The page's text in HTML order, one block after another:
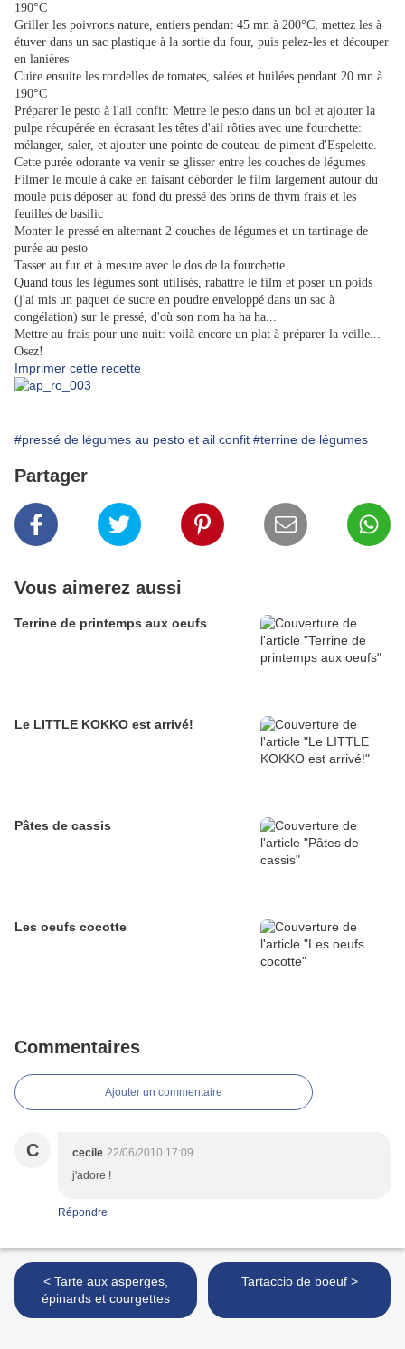
190°C
Griller les poivrons nature, entiers pendant 45 mn à 200°C, mettez les à
étuver dans un sac plastique à la sortie du four, puis pelez-les et découper
en lanières
Cuire ensuite les rondelles de tomates, salées et huilées pendant 20 mn à
190°C
Préparer le pesto à l'ail confit: Mettre le pesto dans un bol et ajouter la
pulpe récupérée en écrasant les têtes d'ail rôties avec une fourchette:
mélanger, saler, et ajouter une pointe de couteau de piment d'Espelette.
Cette purée odorante va venir se glisser entre les couches de légumes
Filmer le moule à cake en faisant déborder le film largement autour du
moule puis déposer au fond du pressé des brins de thym frais et les
feuilles de basilic
Monter le pressé en alternant 2 couches de légumes et un tartinage de
purée au pesto
Tasser au fur et à mesure avec le dos de la fourchette
Quand tous les légumes sont utilisés, rabattre le film et poser un poids
(j'ai mis un paquet de sucre en poudre enveloppé dans un sac à
congélation) sur le pressé, d'où son nom ha ha ha...
Mettre au frais pour une nuit: voilà encore un plat à préparer la veille...
Osez!
Imprimer cette recette
#pressé de légumes au pesto et ail confit #terrine de légumes
Partager
Vous aimerez aussi
Terrine de printemps aux oeufs
Le LITTLE KOKKO est arrivé!
Pâtes de cassis
Les oeufs cocotte
Commentaires
Ajouter un commentaire
C cecile 22/06/2010 17:09
j'adore !
Répondre
< Tarte aux asperges,
épinards et courgettes
Tartaccio de boeuf >